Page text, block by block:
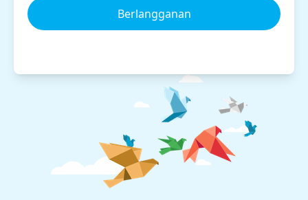
Berlangganan